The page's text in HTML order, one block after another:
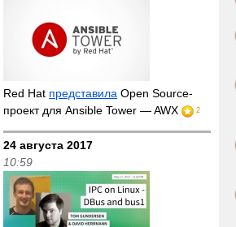
Red Hat представила Open Source-
проект для Ansible Tower — AWX
2
24 августа 2017
10:59